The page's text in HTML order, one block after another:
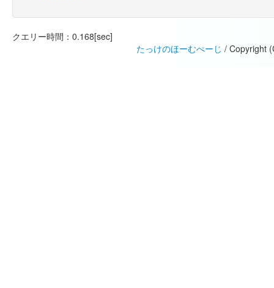
クエリー時間：0.168[sec]
たっけのほーむぺーじ / Copyright